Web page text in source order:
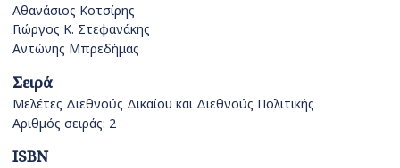
Αθανάσιος Κοτσίρης
Γιώργος Κ. Στεφανάκης
Αντώνης Μπρεδήμας
Σειρά
Μελέτες Διεθνούς Δικαίου και Διεθνούς Πολιτικής
Αριθμός σειράς: 2
ISBN